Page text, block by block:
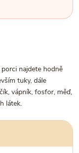
najdete hodně
tuky, dále
vápník, fosfor, měď,
látek.